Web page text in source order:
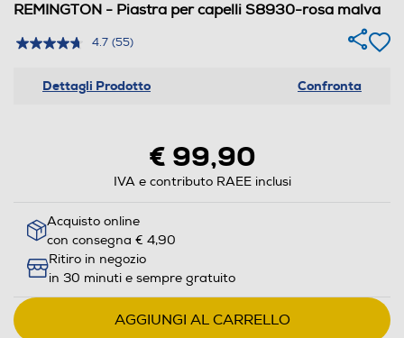
REMINGTON - Piastra per capelli S8930-rosa malva
4.7 (55)
Dettagli Prodotto Confronta
€ 99,90
IVA e contributo RAEE inclusi
Acquisto online
con consegna € 4,90
Ritiro in negozio
in 30 minuti e sempre gratuito
AGGIUNGI AL CARRELLO